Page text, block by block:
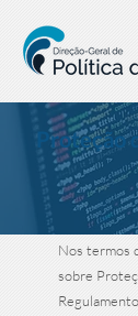
Proteção
Nos termos
sobre